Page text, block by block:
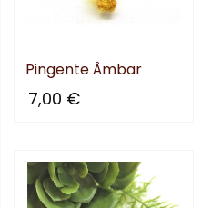
Pingente Âmbar
7,00 €